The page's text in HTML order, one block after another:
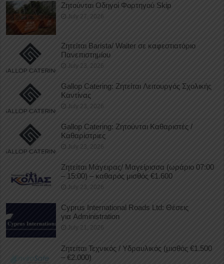
Ζητούνται Οδηγοί Φορτηγού Skip
July 27, 2026
Ζητείται Barista/ Waiter σε καφεστιατόριο
Πανεπιστημίου
July 23, 2026
Gallop Catering: Ζητείται Λειτουργός Σχολικής
Καντίνας
July 23, 2026
Gallop Catering: Ζητούνται Καθαριστές /
Καθαρίστριες
July 23, 2026
Ζητείται Μάγειρας/ Μαγείρισσα (ωράριο 07:00
– 15:00) – καθαρός μισθός €1.600
July 23, 2026
Cyprus International Roads Ltd: Θέσεις
για Administration
July 21, 2026
Ζητείται Τεχνικός / Υδραυλικός (μισθός €1.500
– €2.000)